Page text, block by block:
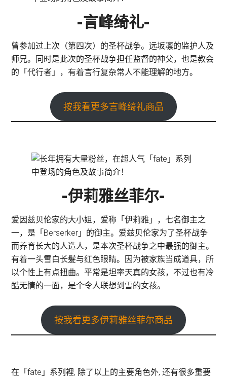
-言峰绮礼-
曾参加过上次（第四次）的圣杯战争。远坂凛的监护人及
师兄。同时是此次的圣杯战争担任监督的神父，也是教会
的「代行者」，有着言行复杂常人不能理解的地方。
按我看更多言峰绮礼商品
-伊莉雅丝菲尔-
爱因兹贝伦家的大小姐，爱称「伊莉雅」，七名御主之
一，是「Berserker」的御主。爱兹贝伦家为了圣杯战争
而养育长大的人造人，是本次圣杯战争之中最强的御主。
有着一头雪白长髮与红色眼睛。因为被家族当成道具，所
以个性上有点扭曲。平常是坦率天真的女孩，不过也有冷
酷无情的一面，是个令人联想到雪的女孩。
按我看更多伊莉雅丝菲尔商品
在「fate」系列裡, 除了以上的主要角色外, 还有很多重要